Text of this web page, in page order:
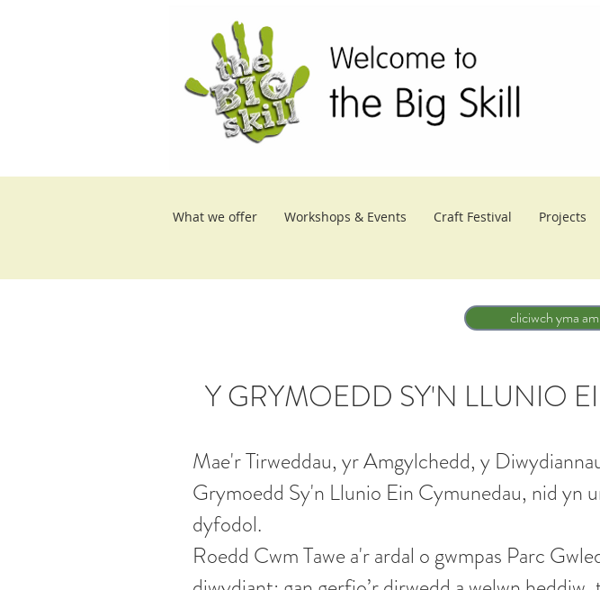
What we offer Workshops & Events Craft Festival Projects
cliciwch yma
Y GRYMOEDD SY'N LLUNIO
Mae'r Tirweddau, yr Amgylchedd, y
Grymoedd Sy'n Llunio Ein Cymunedau, nid yn
dyfodol.
Roedd Cwm Tawe a'r ardal o gwmpas Parc